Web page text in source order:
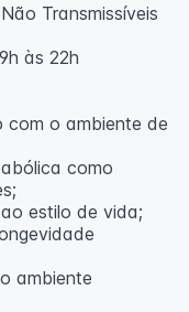
Transmissíveis
às 22h
com o ambiente de
como
estilo de vida;
ambiente